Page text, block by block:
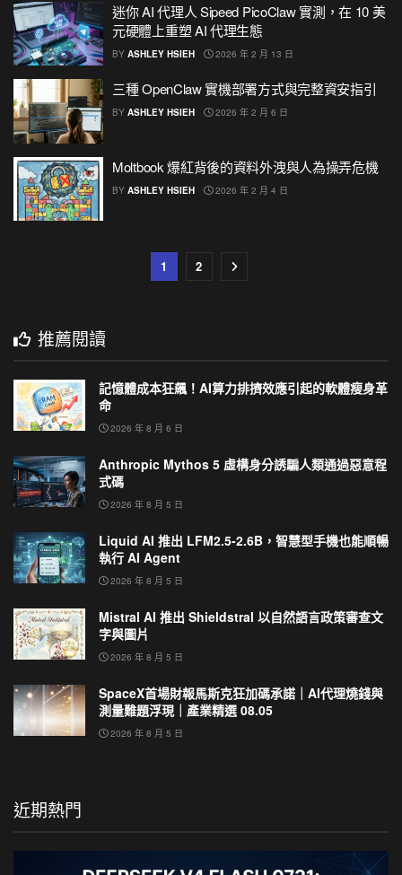
迷你 AI 代理人 Sipeed PicoClaw 實測，在 10 美
元硬體上重塑 AI 代理生態
BY ASHLEY HSIEH 2026 年 2 月 13 日
三種 OpenClaw 實機部署方式與完整資安指引
BY ASHLEY HSIEH 2026 年 2 月 6 日
Moltbook 爆紅背後的資料外洩與人為操弄危機
BY ASHLEY HSIEH 2026 年 2 月 4 日
1 2
推薦閱讀
記憶體成本狂飆！AI算力排擠效應引起的軟體瘦身革
命
2026 年 8 月 6 日
Anthropic Mythos 5 虛構身分誘騙人類通過惡意程
式碼
2026 年 8 月 5 日
Liquid AI 推出 LFM2.5-2.6B，智慧型手機也能順暢
執行 AI Agent
2026 年 8 月 5 日
Mistral AI 推出 Shieldstral 以自然語言政策審查文
字與圖片
2026 年 8 月 5 日
SpaceX首場財報馬斯克狂加碼承諾｜AI代理燒錢與
測量難題浮現｜產業精選 08.05
2026 年 8 月 5 日
近期熱門